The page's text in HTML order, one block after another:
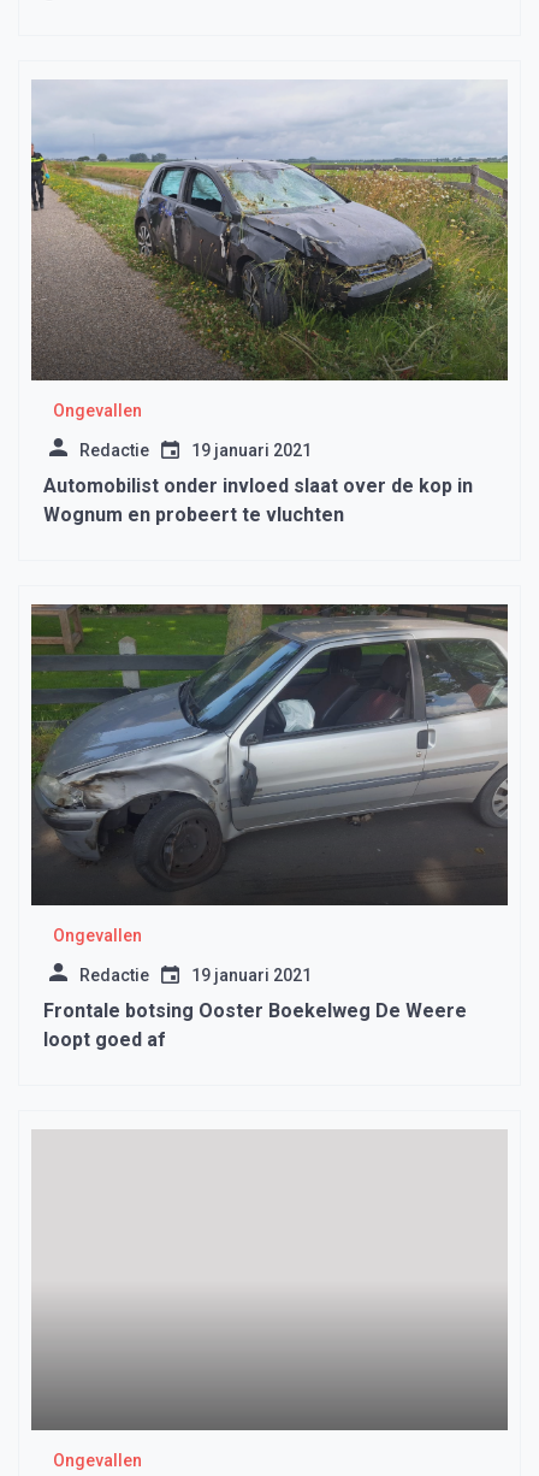
Ongevallen
Redactie 19 januari 2021
Automobilist onder invloed slaat over de kop in
Wognum en probeert te vluchten
Ongevallen
Redactie 19 januari 2021
Frontale botsing Ooster Boekelweg De Weere
loopt goed af
Ongevallen